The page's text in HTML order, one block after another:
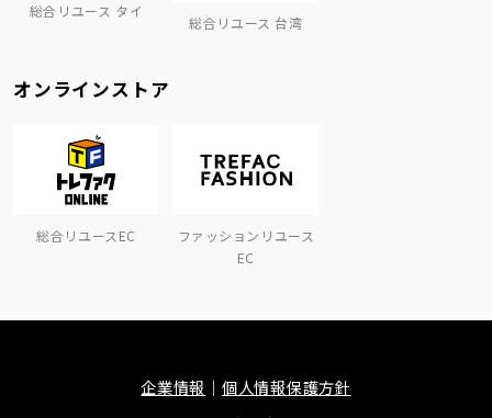
総合リユース タイ
総合リユース 台湾
オンラインストア
総合リユースEC
ファッションリユース
EC
企業情報
個人情報保護方針